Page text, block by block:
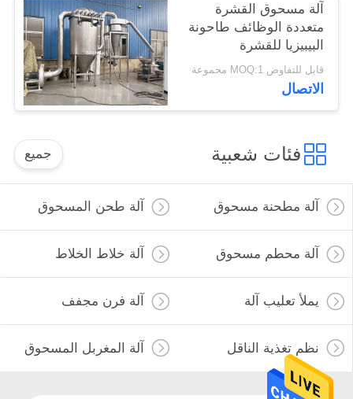
آلة مسحوق القشرة
متعددة الوظائف طاحونة
البيبيزيا للقشرة
قابل للتفاوض MOQ:1 مجموعة
الاتصال
فئات شعبية جميع
آلة مطحنة مسحوق آلة طحن المسحوق
آلة محطم مسحوق آلة خلاط الخلاط
يملأ تعليب آلة آلة فرن مجفف
نظم تغذية الناقل آلة المغربل المسحوق